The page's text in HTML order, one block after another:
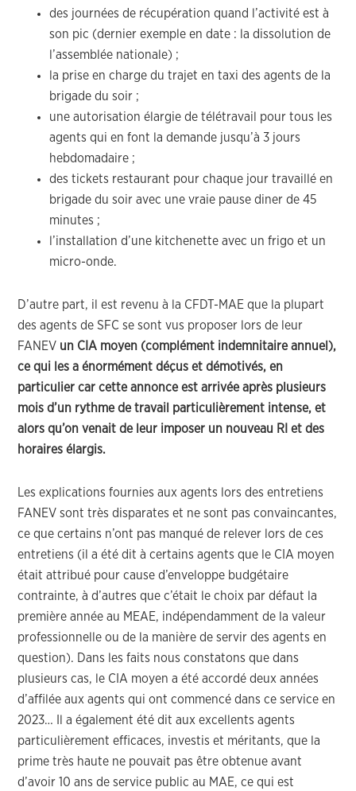
des journées de récupération quand l’activité est à
son pic (dernier exemple en date : la dissolution de
l’assemblée nationale) ;
la prise en charge du trajet en taxi des agents de la
brigade du soir ;
une autorisation élargie de télétravail pour tous les
agents qui en font la demande jusqu’à 3 jours
hebdomadaire ;
des tickets restaurant pour chaque jour travaillé en
brigade du soir avec une vraie pause diner de 45
minutes ;
l’installation d’une kitchenette avec un frigo et un
micro-onde.
D’autre part, il est revenu à la CFDT-MAE que la plupart
des agents de SFC se sont vus proposer lors de leur
FANEV un CIA moyen (complément indemnitaire annuel),
ce qui les a énormément déçus et démotivés, en
particulier car cette annonce est arrivée après plusieurs
mois d’un rythme de travail particulièrement intense, et
alors qu’on venait de leur imposer un nouveau RI et des
horaires élargis.
Les explications fournies aux agents lors des entretiens
FANEV sont très disparates et ne sont pas convaincantes,
ce que certains n’ont pas manqué de relever lors de ces
entretiens (il a été dit à certains agents que le CIA moyen
était attribué pour cause d’enveloppe budgétaire
contrainte, à d’autres que c’était le choix par défaut la
première année au MEAE, indépendamment de la valeur
professionnelle ou de la manière de servir des agents en
question). Dans les faits nous constatons que dans
plusieurs cas, le CIA moyen a été accordé deux années
d’affilée aux agents qui ont commencé dans ce service en
2023… Il a également été dit aux excellents agents
particulièrement efficaces, investis et méritants, que la
prime très haute ne pouvait pas être obtenue avant
d’avoir 10 ans de service public au MAE, ce qui est